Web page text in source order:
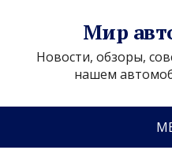
Мир
Новости, обзоры,
нашем